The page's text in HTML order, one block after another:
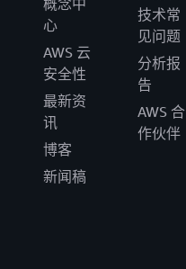
概念中
心
AWS 云
安全性
最新资
讯
博客
新闻稿
技术常
见问题
分析报
告
AWS 合
作伙伴